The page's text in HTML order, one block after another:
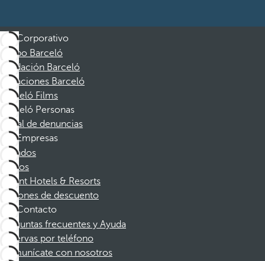
Corporativo
Grupo Barceló
Fundación Barceló
Vacaciones Barceló
Barceló Films
Barceló Personas
Canal de denuncias
Empresas
Afiliados
Socios
Dorint Hotels & Resorts
Cupones de descuento
Contacto
Preguntas frecuentes y Ayuda
Reservas por teléfono
Comunícate con nosotros